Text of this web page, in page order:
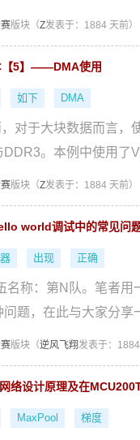
版块（Z发表于：1884 天前）
【5】——DMA使用
如下 DMA
对于大块数据而言
。本例中使用了
版块（Z发表于：1884 天前）
world调试中的常见问
出现 正确
名称：第N队。笔者
题，在此与大家分享
版块（逆风飞翔发表于：1884
络设计原理及在
MaxPool 梯度